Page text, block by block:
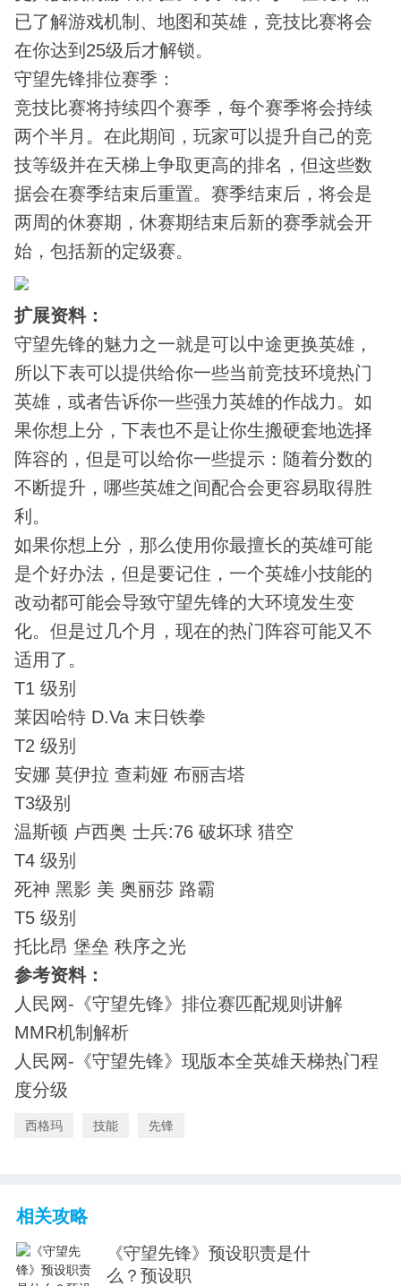
已了解游戏机制、地图和英雄，竞技比赛将会
在你达到25级后才解锁。
守望先锋排位赛季：
竞技比赛将持续四个赛季，每个赛季将会持续
两个半月。在此期间，玩家可以提升自己的竞
技等级并在天梯上争取更高的排名，但这些数
据会在赛季结束后重置。赛季结束后，将会是
两周的休赛期，休赛期结束后新的赛季就会开
始，包括新的定级赛。
扩展资料：
守望先锋的魅力之一就是可以中途更换英雄，
所以下表可以提供给你一些当前竞技环境热门
英雄，或者告诉你一些强力英雄的作战力。如
果你想上分，下表也不是让你生搬硬套地选择
阵容的，但是可以给你一些提示：随着分数的
不断提升，哪些英雄之间配合会更容易取得胜
利。
如果你想上分，那么使用你最擅长的英雄可能
是个好办法，但是要记住，一个英雄小技能的
改动都可能会导致守望先锋的大环境发生变
化。但是过几个月，现在的热门阵容可能又不
适用了。
T1 级别
莱因哈特 D.Va 末日铁拳
T2 级别
安娜 莫伊拉 查莉娅 布丽吉塔
T3级别
温斯顿 卢西奥 士兵:76 破坏球 猎空
T4 级别
死神 黑影 美 奥丽莎 路霸
T5 级别
托比昂 堡垒 秩序之光
参考资料：
人民网-《守望先锋》排位赛匹配规则讲解
MMR机制解析
人民网-《守望先锋》现版本全英雄天梯热门程
度分级
西格玛 技能 先锋
相关攻略
《守望先锋》预设职责是什
么？预设职